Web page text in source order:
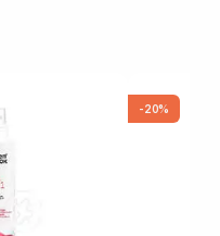
-20%